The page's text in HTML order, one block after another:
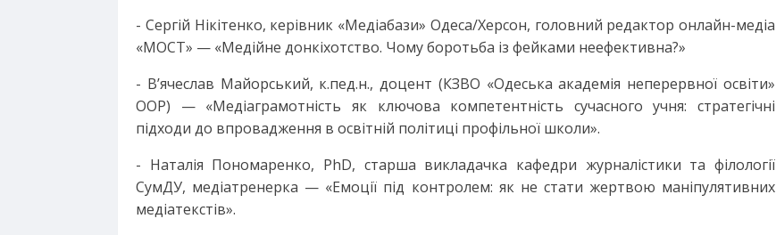
- Сергій Нікітенко, керівник «Медіабази» Одеса/Херсон, головний редактор онлайн-медіа
«МОСТ» — «Медійне донкіхотство. Чому боротьба із фейками неефективна?»
- В’ячеслав Майорський, к.пед.н., доцент (КЗВО «Одеська академія неперервної освіти»
ООР) — «Медіаграмотність як ключова компетентність сучасного учня: стратегічні
підходи до впровадження в освітній політиці профільної школи».
- Наталія Пономаренко, PhD, старша викладачка кафедри журналістики та філології
СумДУ, медіатренерка — «Емоції під контролем: як не стати жертвою маніпулятивних
медіатекстів».